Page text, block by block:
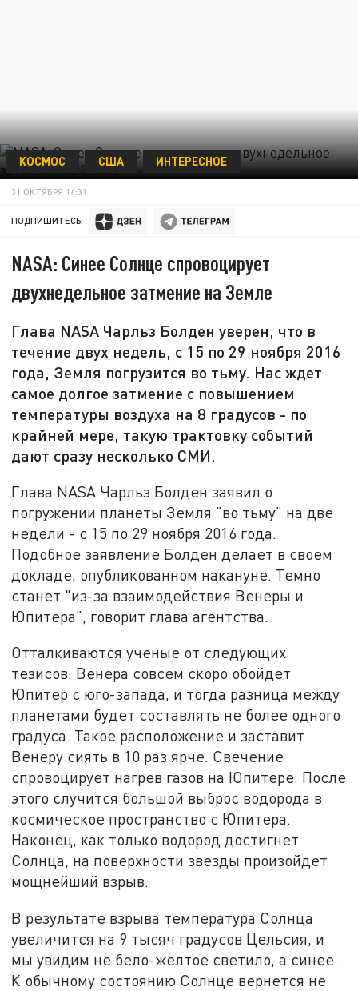
КОСМОС США ИНТЕРЕСНОЕ
31 ОКТЯБРЯ 14:31
ПОДПИШИТЕСЬ:
NASA: Синее Солнце спровоцирует
двухнедельное затмение на Земле
Глава NASA Чарльз Болден уверен, что в
течение двух недель, с 15 по 29 ноября 2016
года, Земля погрузится во тьму. Нас ждет
самое долгое затмение с повышением
температуры воздуха на 8 градусов - по
крайней мере, такую трактовку событий
дают сразу несколько СМИ.
Глава NASA Чарльз Болден заявил о
погружении планеты Земля "во тьму" на две
недели - с 15 по 29 ноября 2016 года.
Подобное заявление Болден делает в своем
докладе, опубликованном накануне. Темно
станет "из-за взаимодействия Венеры и
Юпитера", говорит глава агентства.
Отталкиваются ученые от следующих
тезисов. Венера совсем скоро обойдет
Юпитер с юго-запада, и тогда разница между
планетами будет составлять не более одного
градуса. Такое расположение и заставит
Венеру сиять в 10 раз ярче. Свечение
спровоцирует нагрев газов на Юпитере. После
этого случится большой выброс водорода в
космическое пространство с Юпитера.
Наконец, как только водород достигнет
Солнца, на поверхности звезды произойдет
мощнейший взрыв.
В результате взрыва температура Солнца
увеличится на 9 тысяч градусов Цельсия, и
мы увидим не бело-желтое светило, а синее.
К обычному состоянию Солнце вернется не